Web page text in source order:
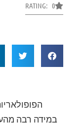
RATING: 0
במידה רבה